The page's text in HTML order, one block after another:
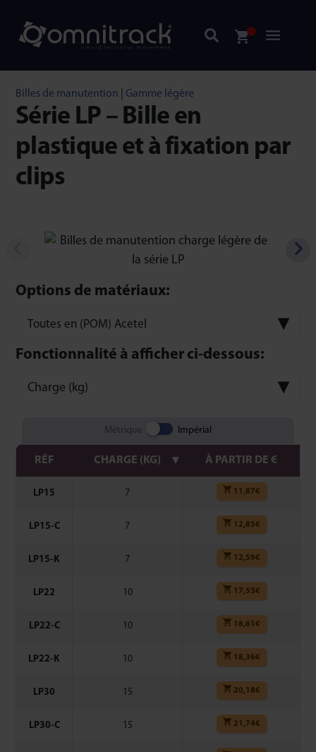
Billes de manutention Gamme légère
Série LP – Bille en
plastique et à fixation par
clips
Options de matériaux:
Toutes en (POM) Acetel
Fonctionnalité à afficher ci-dessous:
Charge (kg)
Métrique Impérial
RÉF CHARGE (KG) À PARTIR DE €
LP15 7 11,87€
LP15-C 7 12,85€
LP15-K 7 12,59€
LP22 10 17,53€
LP22-C 10 18,61 €
LP22-K 10 18,36€
LP30 15 20,18€
LP30-C 15 21,74 €